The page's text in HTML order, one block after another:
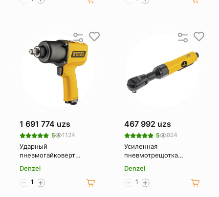
1 691 774 uzs
5 1124
Ударный
пневмогайковерт
8800 об/мин, 1490 Нм
57474
Denzel
467 992 uzs
5 824
Усиленная
пневмотрещотка
Denzel